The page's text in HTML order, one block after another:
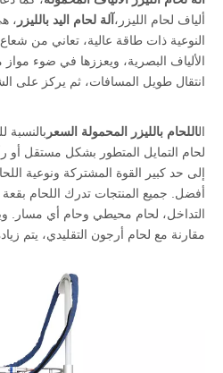
ألياف لحام الليزر، آلة لحام اليد بالليزر ،
النوعية ذات طاقة عالية، تعاني من
الألياف البصرية، ويعززها في ضوء
انتقال طويل المسافات، ثم يركز على
الاللحام بالليزر المحمولة السعر بالنسبة
لحام التمايل المتطور بشكل مستقل
إلى حد كبير القوة المشتركة ونوعية
أفضل. جميع المنتجات تدرك اللحام
التداخل، لحام محيطي وحام أي مسار.
مقارنة مع لحام أرجون التقليدي، يتم زيادة